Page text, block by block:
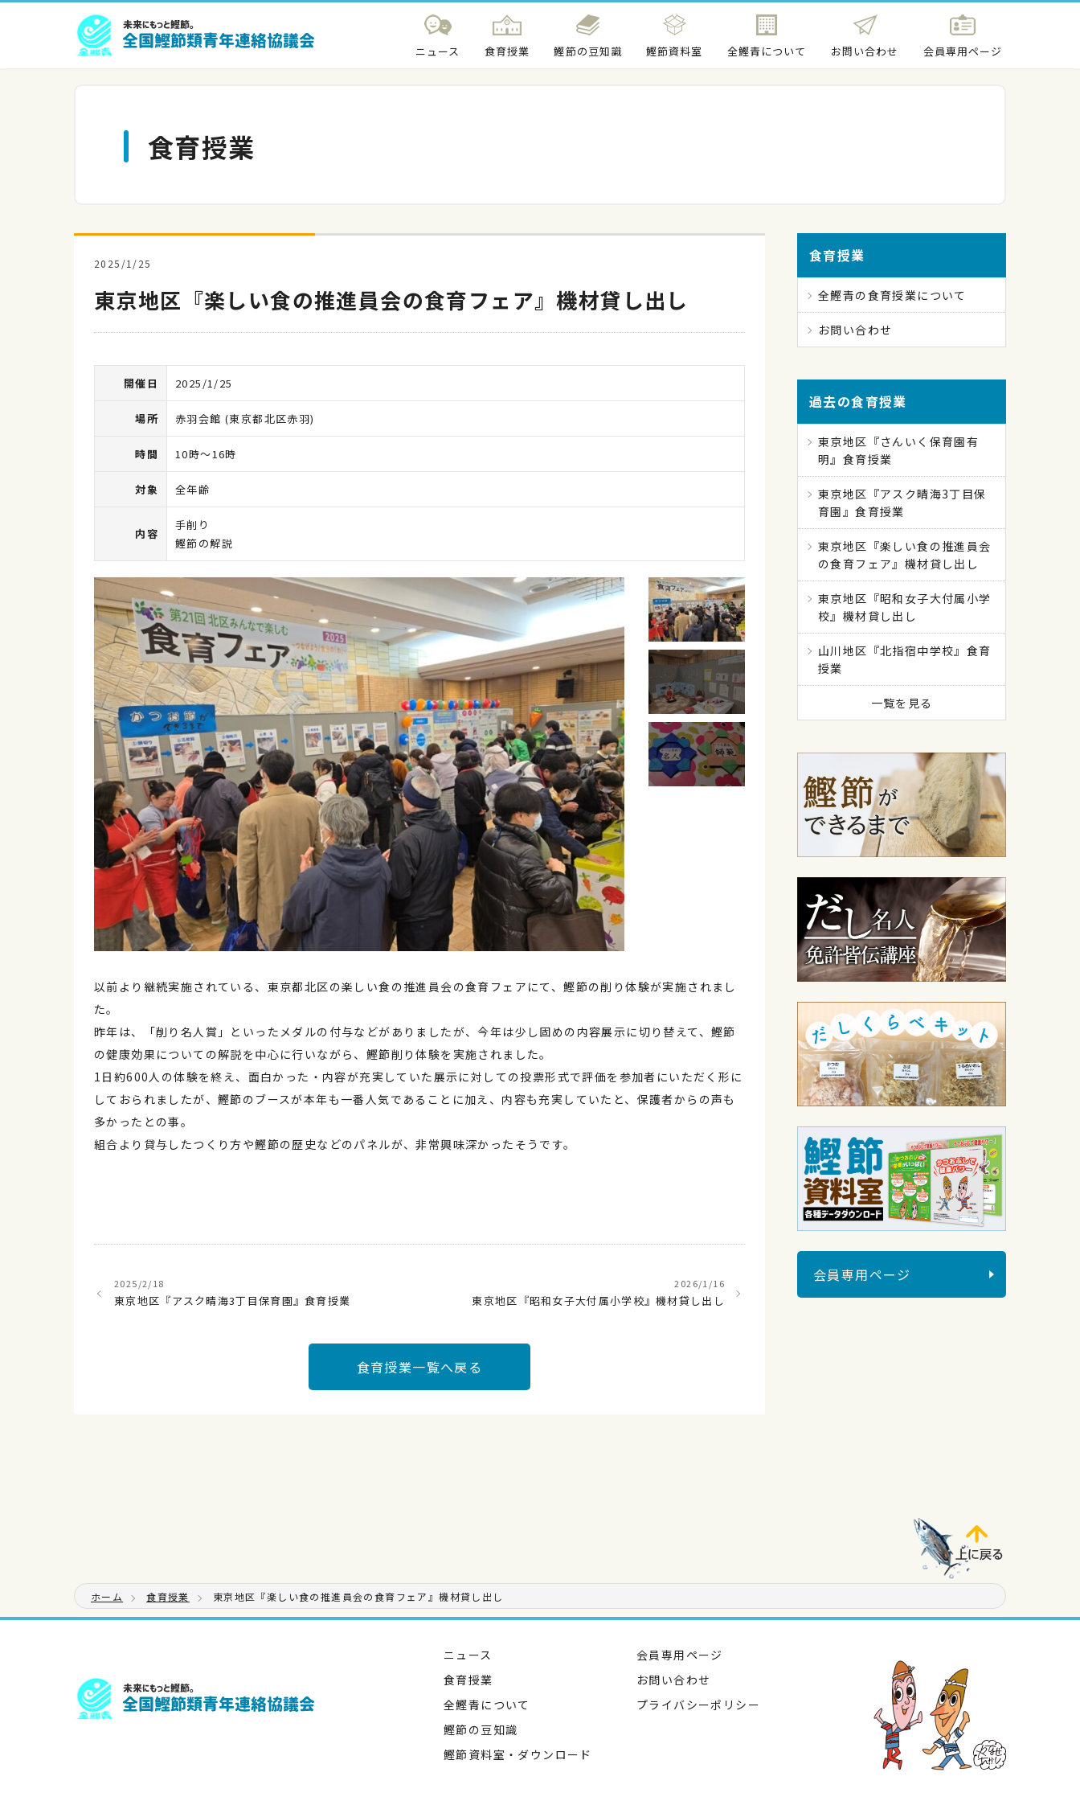
ニュース 食育授業 鰹節の豆知識 鰹節資料室 全鰹青について お問い合わせ 会員専用ページ
食育授業
2025/1/25
東京地区『楽しい食の推進員会の食育フェア』機材貸し出し
開催日 2025/1/25
場所 赤羽会館 (東京都北区赤羽)
時間 10時～16時
対象 全年齢
内容
手削り
鰹節の解説
以前より継続実施されている、東京都北区の楽しい食の推進員会の食育フェアにて、鰹節の削り体験が実施されまし
た。
昨年は、「削り名人賞」といったメダルの付与などがありましたが、今年は少し固めの内容展示に切り替えて、鰹節
の健康効果についての解説を中心に行いながら、鰹節削り体験を実施されました。
1日約600人の体験を終え、面白かった・内容が充実していた展示に対しての投票形式で評価を参加者にいただく形に
しておられましたが、鰹節のブースが本年も一番人気であることに加え、内容も充実していたと、保護者からの声も
多かったとの事。
組合より貸与したつくり方や鰹節の歴史などのパネルが、非常興味深かったそうです。
2025/2/18
東京地区『アスク晴海3丁目保育園』食育授業
2026/1/16
東京地区『昭和女子大付属小学校』機材貸し出し
食育授業一覧へ戻る
食育授業
全鰹青の食育授業について
お問い合わせ
過去の食育授業
東京地区『さんいく保育園有
明』食育授業
東京地区『アスク晴海3丁目保
育園』食育授業
東京地区『楽しい食の推進員会
の食育フェア』機材貸し出し
東京地区『昭和女子大付属小学
校』機材貸し出し
山川地区『北指宿中学校』食育
授業
一覧を見る
会員専用ページ
ホーム 食育授業 東京地区『楽しい食の推進員会の食育フェア』機材貸し出し
ニュース
食育授業
全鰹青について
鰹節の豆知識
鰹節資料室・ダウンロード
会員専用ページ
お問い合わせ
プライバシーポリシー